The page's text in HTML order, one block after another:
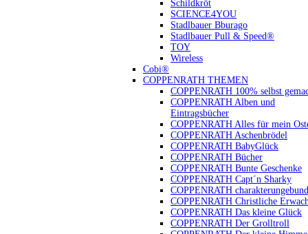
Schildkröt
SCIENCE4YOU
Stadlbauer Bburago
Stadlbauer Pull & Speed®
TOY
Wireless
Cobi®
COPPENRATH THEMEN
COPPENRATH 100% selbst
COPPENRATH Alben und
Eintragsbücher
COPPENRATH Alles für mein
COPPENRATH Aschenbrödel
COPPENRATH BabyGlück
COPPENRATH Bücher
COPPENRATH Bunte Geschenke
COPPENRATH Capt´n Sharky
COPPENRATH
COPPENRATH Christliche
COPPENRATH Das kleine Glück
COPPENRATH Der Grolltroll